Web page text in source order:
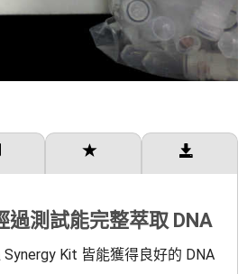
過測試能完整萃取 DNA
Kit 皆能獲得良好的 DNA